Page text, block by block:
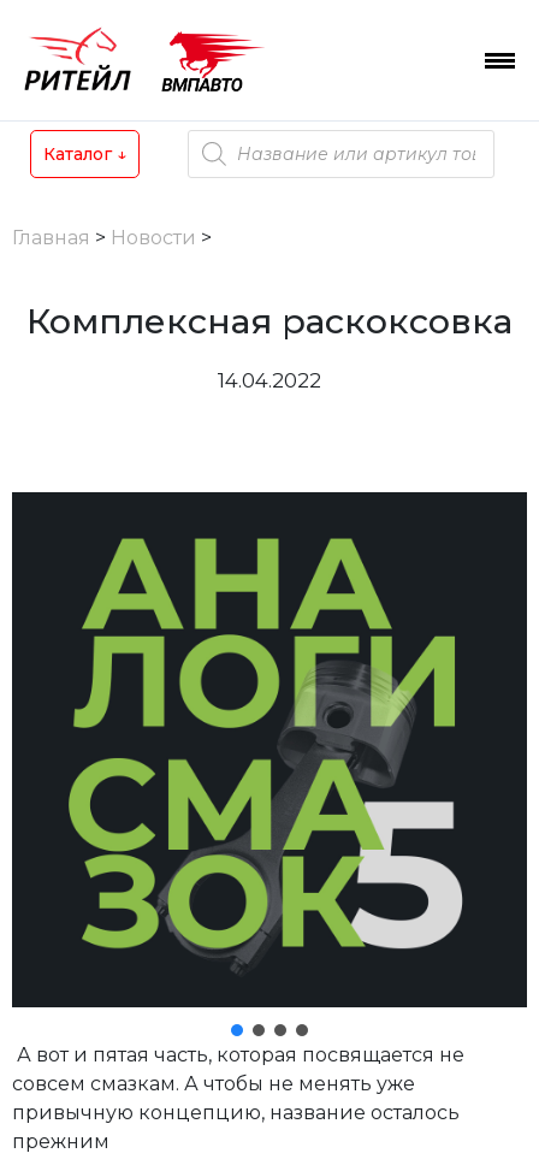
Skip
content
Каталог ↓
Поиск
товаров
Главная > Новости >
Комплексная раскоксовка
14.04.2022
А вот и пятая часть, которая посвящается не
совсем смазкам. А чтобы не менять уже
привычную концепцию, название осталось
прежним